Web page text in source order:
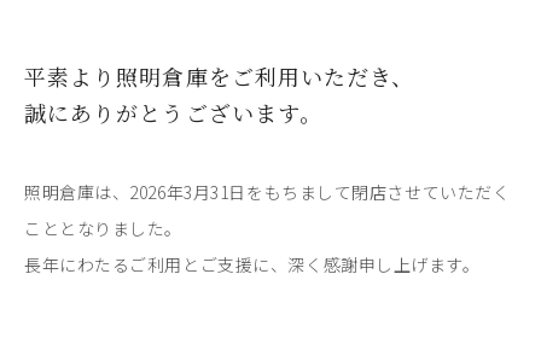
平素より照明倉庫をご利用いただき、
誠にありがとうございます。
照明倉庫は、2026年3月31日をもちまして閉店させていただく
こととなりました。
長年にわたるご利用とご支援に、深く感謝申し上げます。